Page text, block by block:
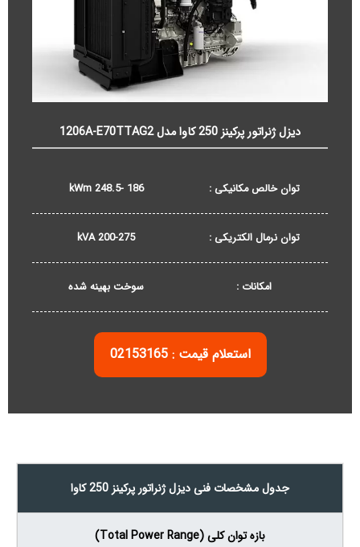
دیزل ژنراتور پرکینز 250 کاوا مدل 1206A-E70TTAG2
توان خالص مکانیکی : 186 -248.5 kWm
توان نرمال الکتریکی : 200-275 kVA
امکانات : سوخت بهینه شده
استعلام قیمت : 02153165
جدول مشخصات فنی دیزل ژنراتور پرکینز 250 کاوا
بازه توان کلی (Total Power Range)